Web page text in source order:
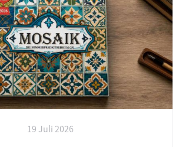
19 Juli 2026